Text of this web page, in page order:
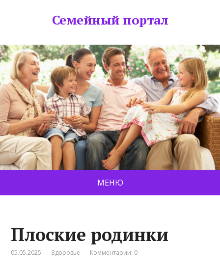
Семейный портал
МЕНЮ
Плоские родинки
05.05.2025 Здоровье Комментарии: 0